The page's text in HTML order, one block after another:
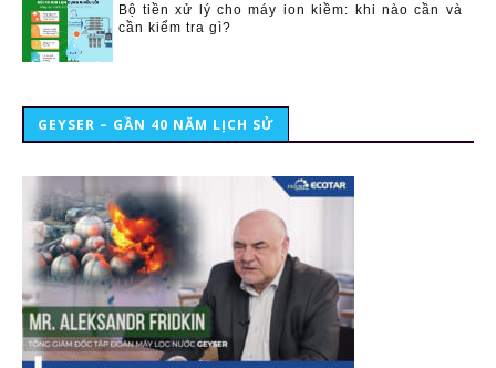
Bộ tiền xử lý cho máy ion kiềm: khi nào cần và
cần kiểm tra gì?
GEYSER – GẦN 40 NĂM LỊCH SỬ